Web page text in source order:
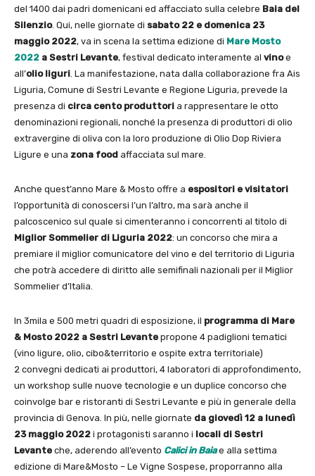
del 1400 dai padri domenicani ed affacciato sulla celebre Baia del
Silenzio. Qui, nelle giornate di sabato 22 e domenica 23
maggio 2022, va in scena la settima edizione di Mare Mosto
2022 a Sestri Levante, festival dedicato interamente al vinoe
all’olio liguri . La manifestazione, nata dalla collaborazione fra Ais
Liguria, Comune di Sestri Levante e Regione Liguria, prevede la
presenza di circa cento produttori a rappresentare le otto
denominazioni regionali, nonché la presenza di produttori di olio
extravergine di oliva con la loro produzione di Olio Dop Riviera
Ligure e una zona food affacciata sul mare.
Anche quest’anno Mare & Mosto offre a espositori e visitatori
l’opportunità di conoscersi l’un l’altro, ma sarà anche il
palcoscenico sul quale si cimenteranno i concorrenti al titolo di
Miglior Sommelier di Liguria 2022: un concorso che mira a
premiare il miglior comunicatore del vino e del territorio di Liguria
che potrà accedere di diritto alle semifinali nazionali per il Miglior
Sommelier d’Italia.
In 3mila e 500 metri quadri di esposizione, il programma di Mare
& Mosto 2022 a Sestri Levante propone 4 padiglioni tematici
(vino ligure, olio, cibo&territorio e ospite extra territoriale)
2 convegni dedicati ai produttori, 4 laboratori di approfondimento,
un workshop sulle nuove tecnologie e un duplice concorso che
coinvolge bar e ristoranti di Sestri Levante e più in generale della
provincia di Genova. In più, nelle giornate da giovedì 12 a lunedì
23 maggio 2022 i protagonisti saranno i locali di Sestri
Levante che, aderendo all’evento Calici in Baiae alla settima
edizione di Mare&Mosto – Le Vigne Sospese, proporranno alla